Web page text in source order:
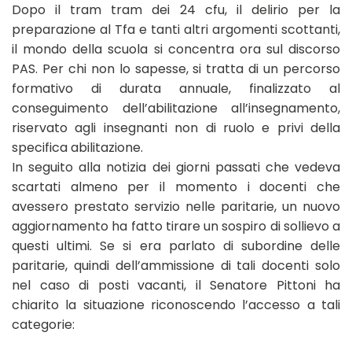
Dopo il tram tram dei 24 cfu, il delirio per la
preparazione al Tfa e tanti altri argomenti scottanti,
il mondo della scuola si concentra ora sul discorso
PAS. Per chi non lo sapesse, si tratta di un percorso
formativo di durata annuale, finalizzato al
conseguimento dell’abilitazione all’insegnamento,
riservato agli insegnanti non di ruolo e privi della
specifica abilitazione.
In seguito alla notizia dei giorni passati che vedeva
scartati almeno per il momento i docenti che
avessero prestato servizio nelle paritarie, un nuovo
aggiornamento ha fatto tirare un sospiro di sollievo a
questi ultimi. Se si era parlato di subordine delle
paritarie, quindi dell’ammissione di tali docenti solo
nel caso di posti vacanti, il Senatore Pittoni ha
chiarito la situazione riconoscendo l’accesso a tali
categorie: